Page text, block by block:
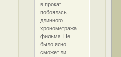
в прокат
побоялась
длинного
хронометража
фильма. Не
было ясно
сможет ли